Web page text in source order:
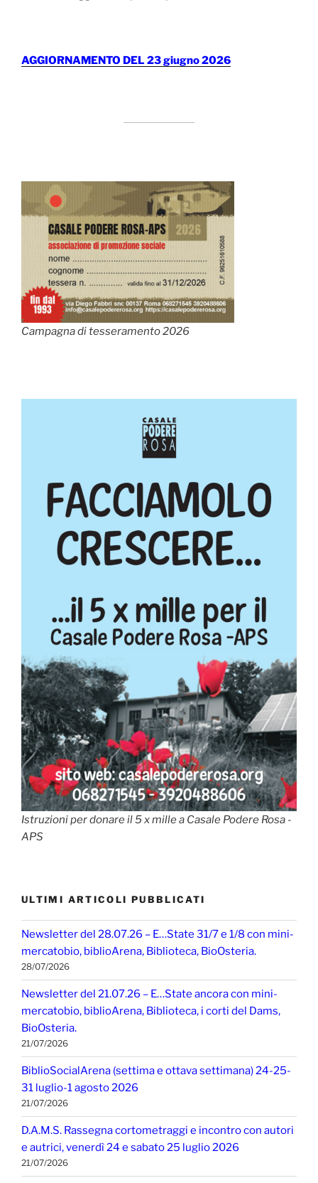
AGGIORNAMENTO DEL 23 giugno 2026
Campagna di tesseramento 2026
Istruzioni per donare il 5 x mille a Casale Podere Rosa -
APS
ULTIMI ARTICOLI PUBBLICATI
Newsletter del 28.07.26 – E…State 31/7 e 1/8 con mini-
mercatobio, biblioArena, Biblioteca, BioOsteria.
28/07/2026
Newsletter del 21.07.26 – E…State ancora con mini-
mercatobio, biblioArena, Biblioteca, i corti del Dams,
BioOsteria.
21/07/2026
BiblioSocialArena (settima e ottava settimana) 24-25-
31 luglio-1 agosto 2026
21/07/2026
D.A.M.S. Rassegna cortometraggi e incontro con autori
e autrici, venerdì 24 e sabato 25 luglio 2026
21/07/2026